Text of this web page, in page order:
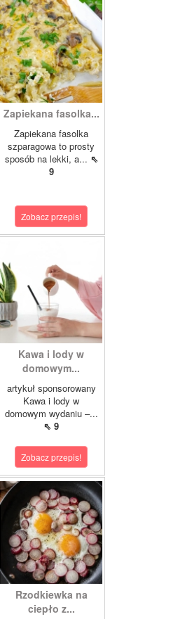
Zapiekana fasolka...
Zapiekana fasolka
szparagowa to prosty
sposób na lekki, a... ⇖
9
Zobacz przepis!
Kawa i lody w
domowym...
artykuł sponsorowany
Kawa i lody w
domowym wydaniu –...
⇖ 9
Zobacz przepis!
Rzodkiewka na
ciepło z...